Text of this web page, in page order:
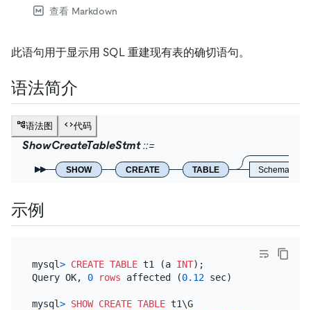
查看 Markdown
此语句用于显示用 SQL 重建现有表的确切语句。
语法简介
语法图 代码
ShowCreateTableStmt
SHOW CREATE TABLE
示例
mysql> CREATE TABLE t1 (a INT);
Query OK, 0 rows affected (0.12 sec)
mysql> SHOW CREATE TABLE
t1\G